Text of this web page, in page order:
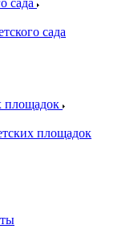
сада
сада
площадок
площадок